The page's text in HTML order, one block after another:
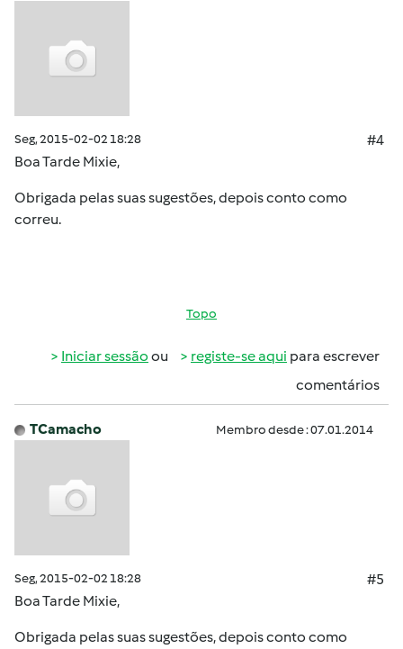
Seg, 2015-02-02 18:28
#4
Boa Tarde Mixie,
Obrigada pelas suas sugestões, depois conto como
correu.
Topo
Iniciar sessão ou registe-se aqui para escrever
comentários
TCamacho Membro desde : 07.01.2014
Seg, 2015-02-02 18:28
#5
Boa Tarde Mixie,
Obrigada pelas suas sugestões, depois conto como